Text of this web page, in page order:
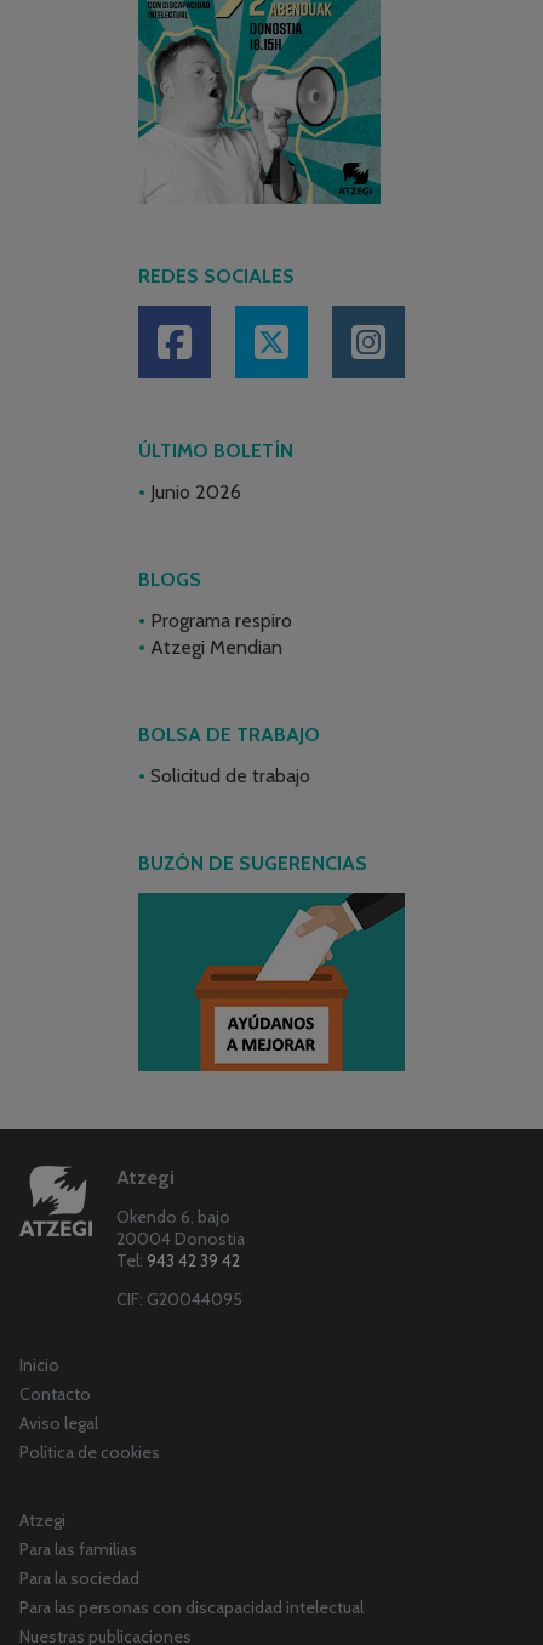
REDES SOCIALES
ÚLTIMO BOLETÍN
Junio 2026
BLOGS
Programa respiro
Atzegi Mendian
BOLSA DE TRABAJO
Solicitud de trabajo
BUZÓN DE SUGERENCIAS
Atzegi
Okendo 6, bajo
20004 Donostia
Tel: 943 42 39 42
CIF: G20044095
Inicio
Contacto
Aviso legal
Política de cookies
Atzegi
Para las familias
Para la sociedad
Para las personas con discapacidad intelectual
Nuestras publicaciones